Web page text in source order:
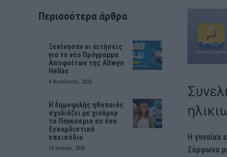
Περισσότερα άρθρα
Ξεκίνησαν οι αιτήσεις
για το νέο Πρόγραμμα
Αποφοίτων της Allwyn
Hellas
4 Αυγούστου, 2026
Η δημοφιλής ηθοποιός
σχολιάζει με χιούμορ
το Παγκόσμιο σε ένα
ξεκαρδιστικό
επεισόδιο
10 Ιουλίου, 2026
Η γυναίκα
Σύμφωνα